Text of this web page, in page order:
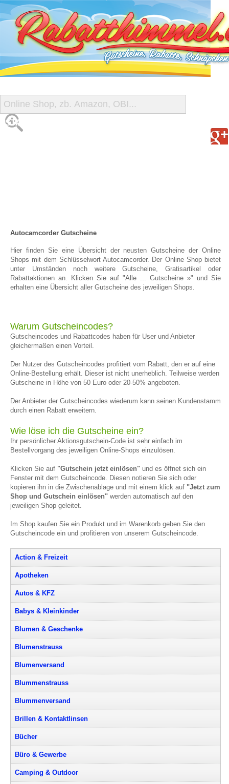
START
Autocamcorder Gutscheine
Hier finden Sie eine Übersicht der neusten Gutscheine der Online
Shops mit dem Schlüsselwort Autocamcorder. Der Online Shop bietet
unter Umständen noch weitere Gutscheine, Gratisartikel oder
Rabattaktionen an. Klicken Sie auf "Alle ... Gutscheine »" und Sie
erhalten eine Übersicht aller Gutscheine des jeweiligen Shops.
Warum Gutscheincodes?
Gutscheincodes und Rabattcodes haben für User und Anbieter
gleichermaßen einen Vorteil.
Der Nutzer des Gutscheincodes profitiert vom Rabatt, den er auf eine
Online-Bestellung erhält. Dieser ist nicht unerheblich. Teilweise werden
Gutscheine in Höhe von 50 Euro oder 20-50% angeboten.
Der Anbieter der Gutscheincodes wiederum kann seinen Kundenstamm
durch einen Rabatt erweitern.
Wie löse ich die Gutscheine ein?
Ihr persönlicher Aktionsgutschein-Code ist sehr einfach im
Bestellvorgang des jeweiligen Online-Shops einzulösen.
Klicken Sie auf "Gutschein jetzt einlösen" und es öffnet sich ein
Fenster mit dem Gutscheincode. Diesen notieren Sie sich oder
kopieren ihn in die Zwischenablage und mit einem klick auf "Jetzt zum
Shop und Gutschein einlösen" werden automatisch auf den
jeweiligen Shop geleitet.
Im Shop kaufen Sie ein Produkt und im Warenkorb geben Sie den
Gutscheincode ein und profitieren von unserem Gutscheincode.
Action & Freizeit
Apotheken
Autos & KFZ
Babys & Kleinkinder
Blumen & Geschenke
Blumenstrauss
Blumenversand
Blummenstrauss
Blummenversand
Brillen & Kontaktlinsen
Bücher
Büro & Gewerbe
Camping & Outdoor